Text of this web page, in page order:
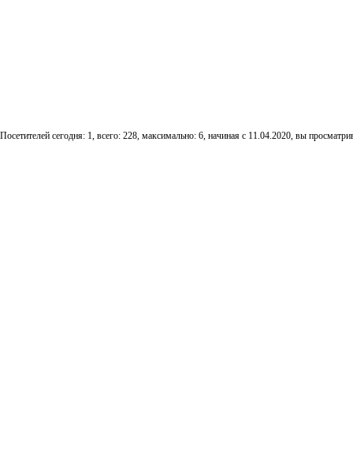
Посетителей сегодня: 1, всего: 228, максимально: 6, начиная с 11.04.2020, вы